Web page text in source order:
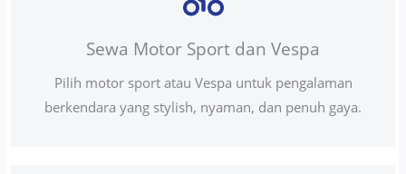
Sewa Motor Sport dan Vespa
Pilih motor sport atau Vespa untuk pengalaman
berkendara yang stylish, nyaman, dan penuh gaya.